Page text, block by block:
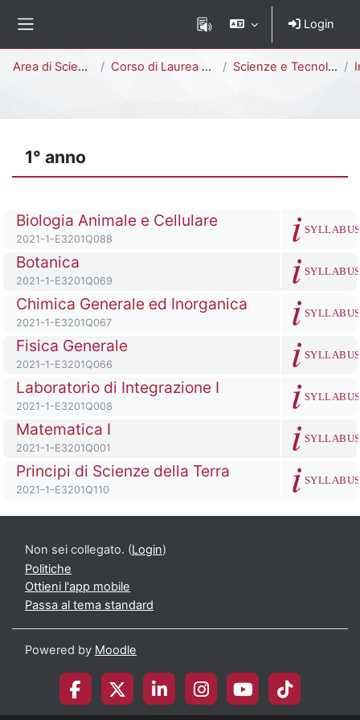
Login
Area di Scienze Corso di Laurea Triennale Scienze e Tecnologie per l'Ambiente [E3202Q - E3201Q]
1° anno
Titolo del corso
Biologia Animale e Cellulare
Codice identificativo del corso
2021-1-E3201Q088
SYLLABUS
Titolo del corso
Botanica
Codice identificativo del corso
2021-1-E3201Q069
SYLLABUS
Titolo del corso
Chimica Generale ed Inorganica
Codice identificativo del corso
2021-1-E3201Q067
SYLLABUS
Titolo del corso
Fisica Generale
Codice identificativo del corso
2021-1-E3201Q066
SYLLABUS
Titolo del corso
Laboratorio di Integrazione I
Codice identificativo del corso
2021-1-E3201Q008
SYLLABUS
Titolo del corso
Matematica I
Codice identificativo del corso
2021-1-E3201Q001
SYLLABUS
Titolo del corso
Principi di Scienze della Terra
Codice identificativo del corso
2021-1-E3201Q110
SYLLABUS
Non sei collegato. (Login)
Politiche
Ottieni l'app mobile
Passa al tema standard
Powered by Moodle